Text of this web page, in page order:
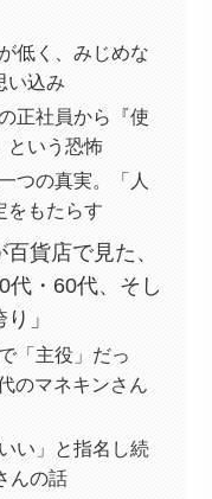
低く、みじめな
い込み
正社員から『使
という恐怖
つの真実。「人
をもたらす
貨店で見た、
代・60代、そし
」
「主役」だっ
のマネキンさん
い」と指名し続
んの話